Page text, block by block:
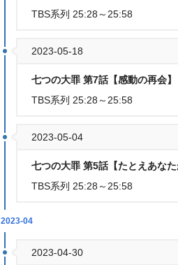
TBS系列 25:28～25:58
2023-05-18
七つの大罪 第7話【感動の再会】
TBS系列 25:28～25:58
2023-05-04
七つの大罪 第5話【たとえあなた
TBS系列 25:28～25:58
2023-04
2023-04-30